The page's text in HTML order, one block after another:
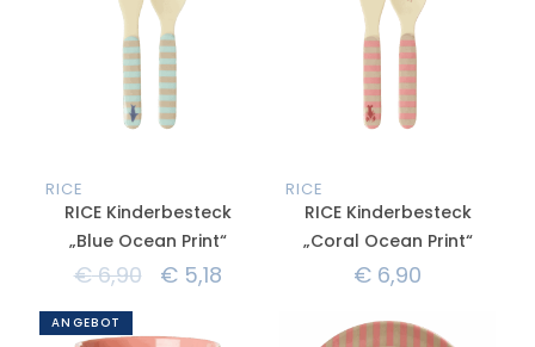
RICE
RICE Kinderbesteck
„Blue Ocean Print“
€6,90 €5,18
RICE
RICE Kinderbesteck
„Coral Ocean Print“
€ 6,90
ANGEBOT